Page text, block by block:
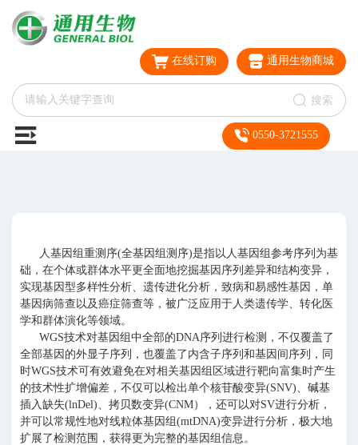
在线订购 通用生物商城
搜索
0550-3721555
人基因组重测序(全基因组测序)是指以人基因组参考序列为基
础，在个体或群体水平更全面地挖掘基因序列差异和结构变异，
实现基因型多样性分析、遗传进化分析，致病和易感性基因，单
基因病筛查以及癌症筛查等，被广泛应用于人类遗传学、转化医
学和群体演化等领域。
WGS技术对基因组中全部的DNA序列进行检测，不仅覆盖了
全部基因的外显子序列，也覆盖了内含子序列和基因间序列，同
时WGS技术可有效避免在对相关基因组区域进行靶向富集时产生
的技术性扩增偏差，不仅可以检出单个核苷酸变异(SNV)、碱基
插入缺失(lnDel)、拷贝数变异(CNM），还可以对SV进行分析，
并可以常规性地对线粒体基因组(mtDNA)变异进行分析，极大地
扩展了检测范围，获得更为完整的基因组信息。